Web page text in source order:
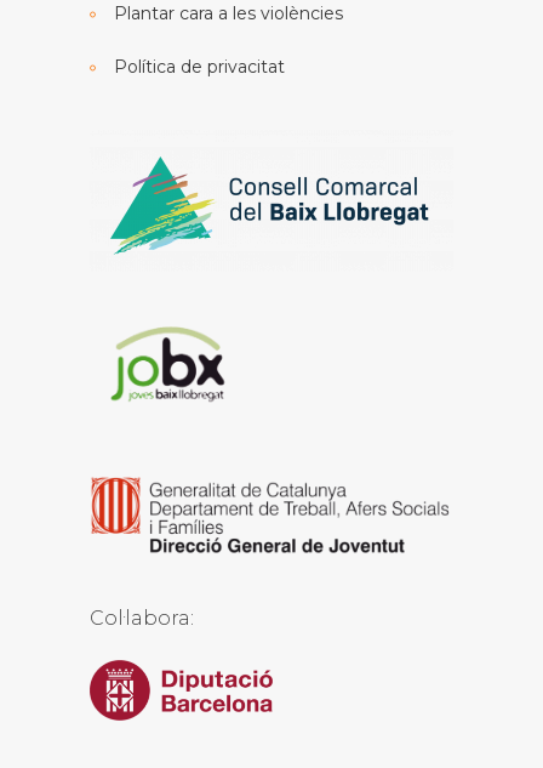
Plantar cara a les violències
Política de privacitat
Col·labora: